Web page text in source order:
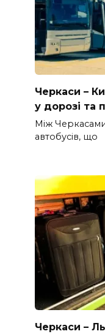
Черкаси –
у дорозі та
Між
автобусів, що
Черкаси –